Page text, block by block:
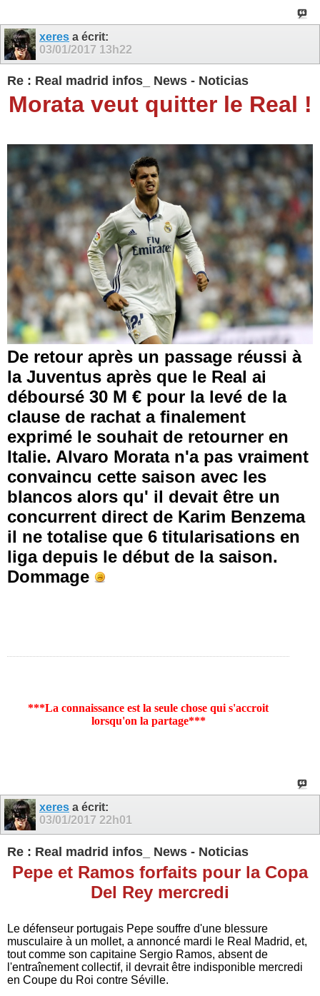
xeres a écrit:
03/01/2017 13h22
Re : Real madrid infos_ News - Noticias
Morata veut quitter le Real !
De retour après un passage réussi à
la Juventus après que le Real ai
déboursé 30 M € pour la levé de la
clause de rachat a finalement
exprimé le souhait de retourner en
Italie. Alvaro Morata n'a pas vraiment
convaincu cette saison avec les
blancos alors qu' il devait être un
concurrent direct de Karim Benzema
il ne totalise que 6 titularisations en
liga depuis le début de la saison.
Dommage
***La connaissance est la seule chose qui s'accroit
lorsqu'on la partage***
xeres a écrit:
03/01/2017 22h01
Re : Real madrid infos_ News - Noticias
Pepe et Ramos forfaits pour la Copa
Del Rey mercredi
Le défenseur portugais Pepe souffre d'une blessure
musculaire à un mollet, a annoncé mardi le Real Madrid, et,
tout comme son capitaine Sergio Ramos, absent de
l'entraînement collectif, il devrait être indisponible mercredi
en Coupe du Roi contre Séville.